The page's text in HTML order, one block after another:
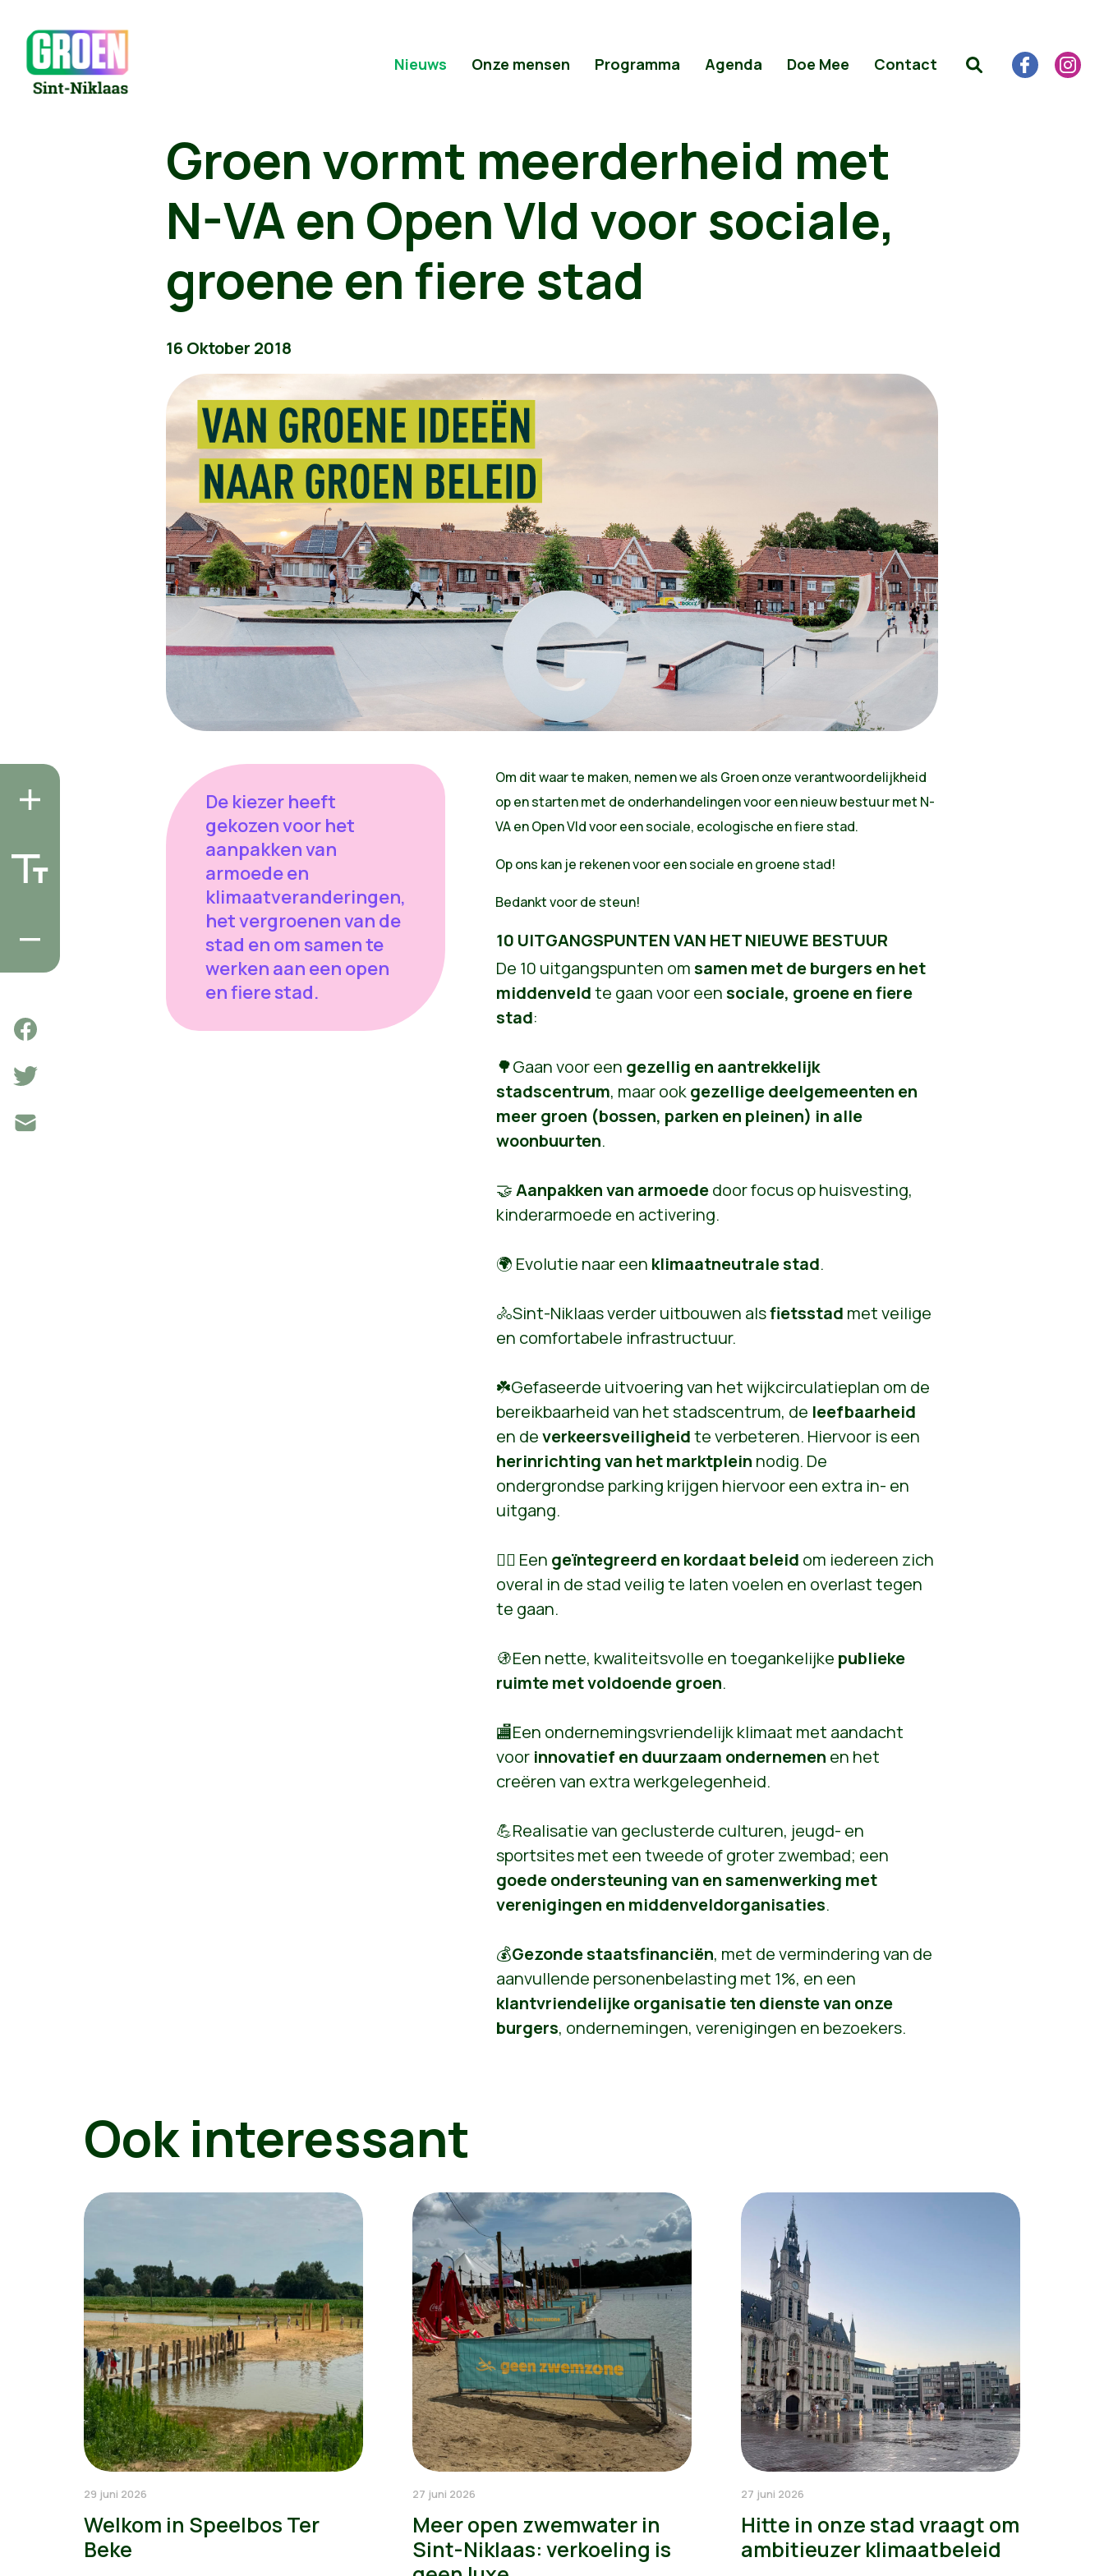
Nieuws Onze mensen Programma Agenda Doe Mee Contact
Groen vormt meerderheid met
N-VA en Open Vld voor sociale,
groene en fiere stad
16 Oktober 2018
De kiezer heeft
gekozen voor het
aanpakken van
armoede en
klimaatveranderingen,
het vergroenen van de
stad en om samen te
werken aan een open
en fiere stad.
Om dit waar te maken, nemen we als Groen onze verantwoordelijkheid
op en starten met de onderhandelingen voor een nieuw bestuur met N-
VA en Open Vld voor een sociale, ecologische en fiere stad.
Op ons kan je rekenen voor een sociale en groene stad!
Bedankt voor de steun!
10 UITGANGSPUNTEN VAN HET NIEUWE BESTUUR
De 10 uitgangspunten omsamen met de burgers en het
middenveldte gaan voor eensociale, groene en fiere
stad:
🌳Gaan voor een gezellig en aantrekkelijk
stadscentrum, maar ookgezellige deelgemeenten en
meer groen (bossen, parken en pleinen) in alle
woonbuurten.
🤝Aanpakken van armoededoor focus op huisvesting,
kinderarmoede en activering.
🌍 Evolutie naar een klimaatneutrale stad.
🚴Sint-Niklaas verder uitbouwen alsfietsstad met veilige
en comfortabele infrastructuur.
☘️Gefaseerde uitvoering van het wijkcirculatieplan om de
bereikbaarheid van het stadscentrum, de leefbaarheid
en deverkeersveiligheidte verbeteren. Hiervoor is een
herinrichting van het marktplein nodig. De
ondergrondse parking krijgen hiervoor een extra in- en
uitgang.
👮‍♀️ Een geïntegreerd en kordaat beleid om iedereen zich
overal in de stad veilig te laten voelen en overlast tegen
te gaan.
🚯Een nette, kwaliteitsvolle en toegankelijke publieke
ruimte met voldoende groen.
🏬Een ondernemingsvriendelijk klimaat met aandacht
voor innovatief en duurzaam ondernemen en het
creëren van extra werkgelegenheid.
💪Realisatie van geclusterde culturen, jeugd- en
sportsites met een tweede of groter zwembad; een
goede ondersteuning van en samenwerking met
verenigingen en middenveldorganisaties.
💰Gezonde staatsfinanciën, met de vermindering van de
aanvullende personenbelasting met 1%, en een
klantvriendelijke organisatie ten dienste van onze
burgers, ondernemingen, verenigingen en bezoekers.
Ook interessant
29 juni 2026
Welkom in Speelbos Ter
Beke
27 juni 2026
Meer open zwemwater in
Sint-Niklaas: verkoeling is
27 juni 2026
Hitte in onze stad vraagt om
ambitieuzer klimaatbeleid